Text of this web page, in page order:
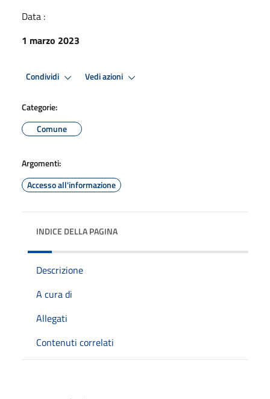
Data :
1 marzo 2023
Condividi Vedi azioni
Categorie:
Comune
Argomenti:
Accesso all'informazione
INDICE DELLA PAGINA
Descrizione
A cura di
Allegati
Contenuti correlati